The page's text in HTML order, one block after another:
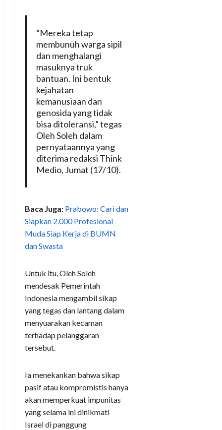
“Mereka tetap
membunuh warga sipil
dan menghalangi
masuknya truk
bantuan. Ini bentuk
kejahatan
kemanusiaan dan
genosida yang tidak
bisa ditoleransi,” tegas
Oleh Soleh dalam
pernyataannya yang
diterima redaksi Think
Medio, Jumat (17/10).
Baca Juga: Prabowo: Cari dan
Siapkan 2.000 Profesional
Muda Siap Kerja di BUMN
dan Swasta
Untuk itu, Oleh Soleh
mendesak Pemerintah
Indonesia mengambil sikap
yang tegas dan lantang dalam
menyuarakan kecaman
terhadap pelanggaran
tersebut.
Ia menekankan bahwa sikap
pasif atau kompromistis hanya
akan memperkuat impunitas
yang selama ini dinikmati
Israel di panggung